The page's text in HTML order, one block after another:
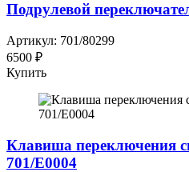
Подрулевой
Артикул: 701/80299
6500 ₽
Купить
Клавиша переключения
701/E0004